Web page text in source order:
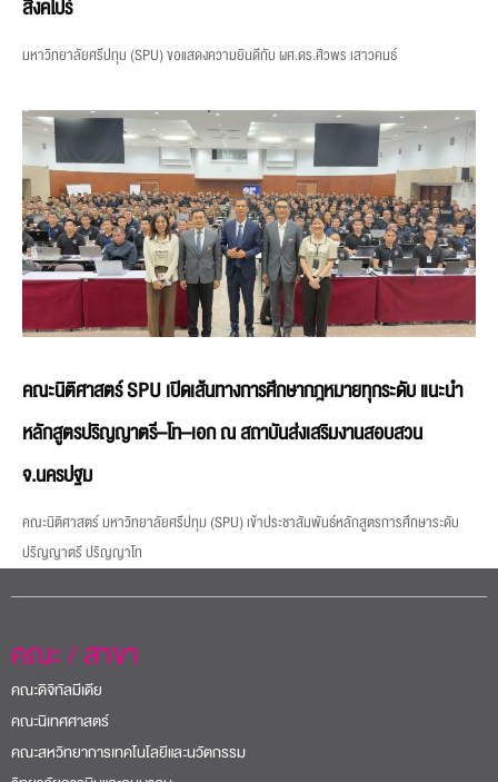
สิงคโปร์
มหาวิทยาลัยศรีปทุม (SPU) ขอแสดงความยินดีกับ ผศ.ดร.ศิวพร เสาวคนธ์
คณะนิติศาสตร์ SPU เปิดเส้นทางการศึกษากฎหมายทุกระดับ แนะนำ
หลักสูตรปริญญาตรี–โท–เอก ณ สถาบันส่งเสริมงานสอบสวน
จ.นครปฐม
คณะนิติศาสตร์ มหาวิทยาลัยศรีปทุม (SPU) เข้าประชาสัมพันธ์หลักสูตรการศึกษาระดับ
ปริญญาตรี ปริญญาโท
คณะ / สาขา
คณะดิจิทัลมีเดีย
คณะนิเทศศาสตร์
คณะสหวิทยาการเทคโนโลยีและนวัตกรรม